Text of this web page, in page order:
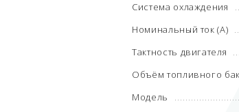
Система охлаждения
Номинальный ток (А)
Тактность двигателя
Объём топливного
Модель